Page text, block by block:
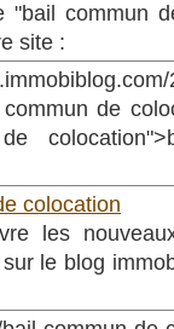
commun
site :
2/
de
colocation
les
le blog